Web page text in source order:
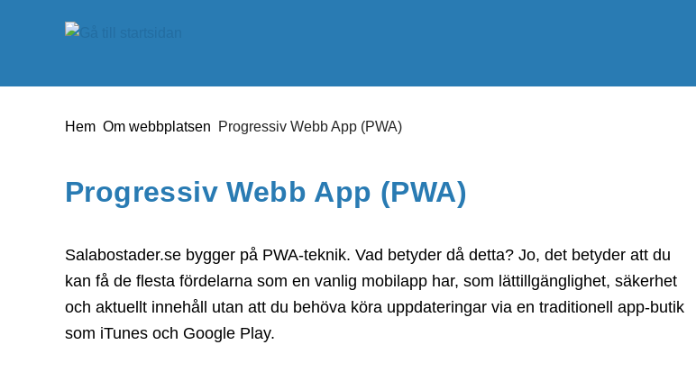
Gå till innehåll
Du är här:
Hem Om webbplatsen Progressiv Webb App (PWA)
Progressiv Webb App (PWA)
Salabostader.se bygger på PWA-teknik. Vad betyder då detta? Jo, det betyder att du
kan få de flesta fördelarna som en vanlig mobilapp har, som lättillgänglighet, säkerhet
och aktuellt innehåll utan att du behöva köra uppdateringar via en traditionell app-butik
som iTunes och Google Play.